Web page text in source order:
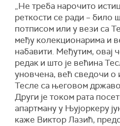
„Не треба нарочито
реткости се ради – било
потписом или у вези са
међу колекционарима и
набавити. Међутим, овај
редак и што је већина
уновчена, већ сведочи о
Тесле са његовом
Други је током рата
апартману у Њујоркеру
каже Виктор Лазић,